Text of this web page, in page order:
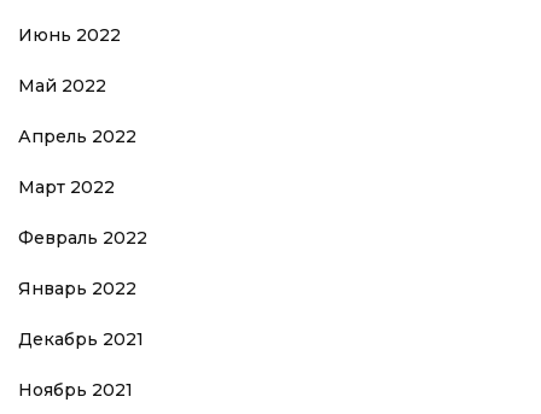
Июнь 2022
Май 2022
Апрель 2022
Март 2022
Февраль 2022
Январь 2022
Декабрь 2021
Ноябрь 2021